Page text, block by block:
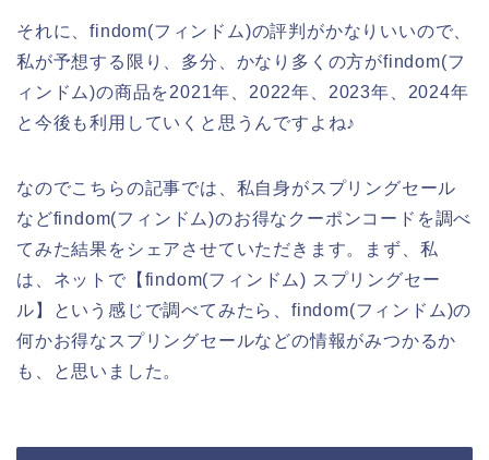
それに、findom(フィンドム)の評判がかなりいいので、
私が予想する限り、多分、かなり多くの方がfindom(フ
ィンドム)の商品を2021年、2022年、2023年、2024年
と今後も利用していくと思うんですよね♪
なのでこちらの記事では、私自身がスプリングセール
などfindom(フィンドム)のお得なクーポンコードを調べ
てみた結果をシェアさせていただきます。まず、私
は、ネットで【findom(フィンドム) スプリングセー
ル】という感じで調べてみたら、findom(フィンドム)の
何かお得なスプリングセールなどの情報がみつかるか
も、と思いました。